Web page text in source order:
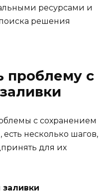
ресурсами и
решения
проблему с
с сохранением
несколько шагов,
для их
заливки